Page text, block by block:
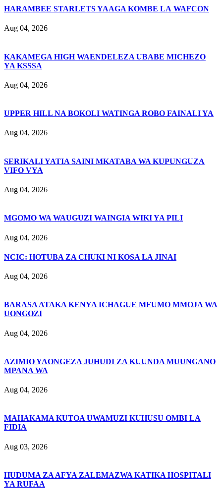
HARAMBEE STARLETS YAAGA KOMBE LA WAFCON
Aug 04, 2026
KAKAMEGA HIGH WAENDELEZA UBABE MICHEZO
YA KSSSA
Aug 04, 2026
UPPER HILL NA BOKOLI WATINGA ROBO FAINALI YA
Aug 04, 2026
SERIKALI YATIA SAINI MKATABA WA KUPUNGUZA
VIFO VYA
Aug 04, 2026
MGOMO WA WAUGUZI WAINGIA WIKI YA PILI
Aug 04, 2026
NCIC: HOTUBA ZA CHUKI NI KOSA LA JINAI
Aug 04, 2026
BARASA ATAKA KENYA ICHAGUE MFUMO MMOJA WA
UONGOZI
Aug 04, 2026
AZIMIO YAONGEZA JUHUDI ZA KUUNDA MUUNGANO
MPANA WA
Aug 04, 2026
MAHAKAMA KUTOA UWAMUZI KUHUSU OMBI LA
FIDIA
Aug 03, 2026
HUDUMA ZA AFYA ZALEMAZWA KATIKA HOSPITALI
YA RUFAA